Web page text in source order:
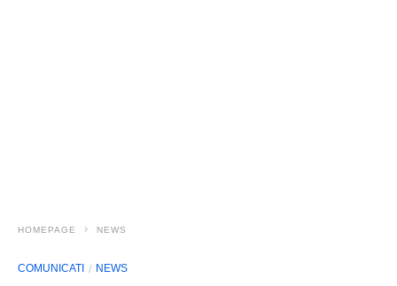
HOMEPAGE NEWS
COMUNICATI NEWS